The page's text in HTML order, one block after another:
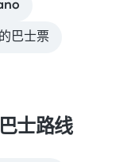
巴士票
士路线